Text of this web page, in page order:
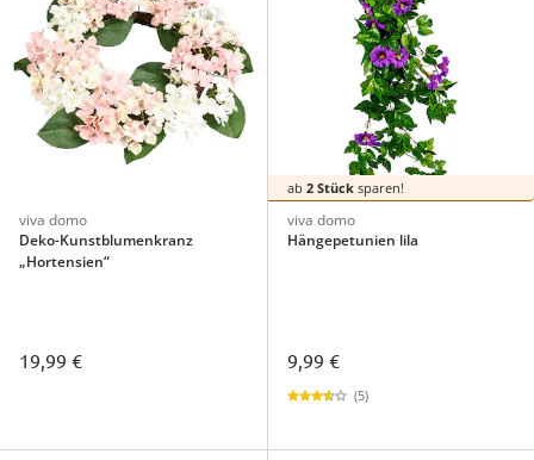
viva domo
Deko-Kunstblumenkranz
„Hortensien“
19,99 €
ab 2 Stücksparen!
viva domo
Hängepetunien lila
9,99 €
(5)